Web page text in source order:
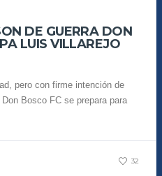
DE GUERRA DON
LUIS VILLAREJO
pero con firme intención de
Bosco FC se prepara para
32